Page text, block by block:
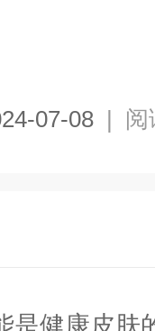
07-08 | 阅
是健康皮肤